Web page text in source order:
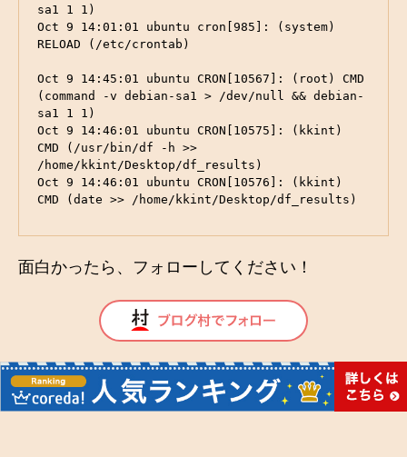
sa1 1 1)
Oct 9 14:01:01 ubuntu cron[985]: (system)
RELOAD (/etc/crontab)
Oct 9 14:45:01 ubuntu CRON[10567]: (root) CMD
(command -v debian-sa1 > /dev/null && debian-
sa1 1 1)
Oct 9 14:46:01 ubuntu CRON[10575]: (kkint)
CMD (/usr/bin/df -h >>
/home/kkint/Desktop/df_results)
Oct 9 14:46:01 ubuntu CRON[10576]: (kkint)
CMD (date >> /home/kkint/Desktop/df_results)
面白かったら、フォローしてください！